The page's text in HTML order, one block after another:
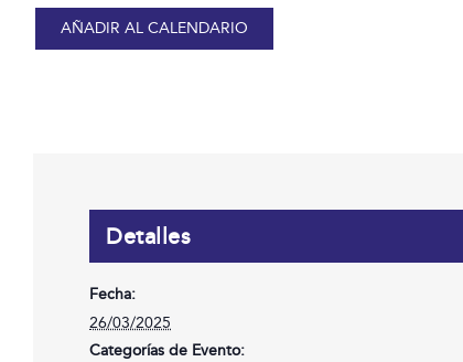
AÑADIR AL CALENDARIO
Detalles
Fecha:
26/03/2025
Categorías de Evento: